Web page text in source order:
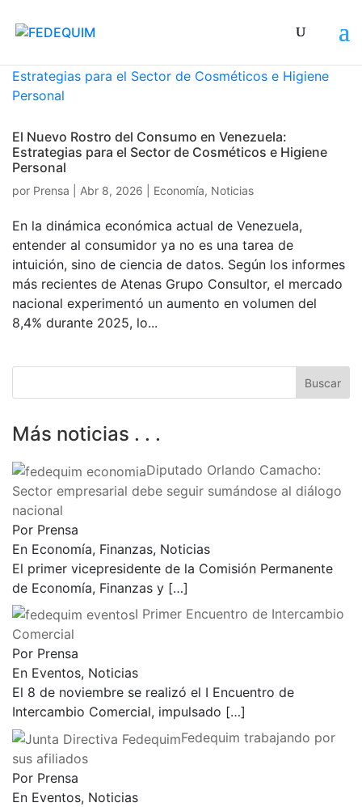
El Nuevo Rostro del Consumo en Venezuela:
Estrategias para el Sector de Cosméticos e Higiene
Personal
por Prensa Abr 8, 2026 Economía, Noticias
En la dinámica económica actual de Venezuela,
entender al consumidor ya no es una tarea de
intuición, sino de ciencia de datos. Según los informes
más recientes de Atenas Grupo Consultor, el mercado
nacional experimentó un aumento en volumen del
8,4% durante 2025, lo...
Más noticias . . .
Diputado Orlando Camacho:
Sector empresarial debe seguir sumándose al diálogo
nacional
Por Prensa
En Economía, Finanzas, Noticias
El primer vicepresidente de la Comisión Permanente
de Economía, Finanzas y […]
I Primer Encuentro de Intercambio
Comercial
Por Prensa
En Eventos, Noticias
El 8 de noviembre se realizó el I Encuentro de
Intercambio Comercial, impulsado […]
Fedequim trabajando por
sus afiliados
Por Prensa
En Eventos, Noticias